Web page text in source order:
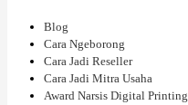
Blog
Cara Ngeborong
Cara Jadi Reseller
Cara Jadi Mitra Usaha
Award Narsis Digital Printing